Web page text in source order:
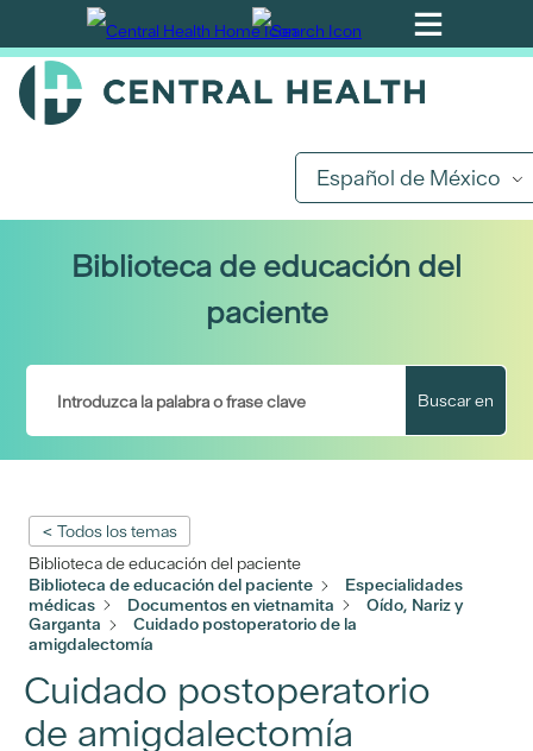
Ir
al
contenido
Español de México
Biblioteca de educación del
paciente
Buscar en
< Todos los temas
Biblioteca de educación del paciente
Biblioteca de educación del paciente
Especialidades
médicas
Documentos en vietnamita
Oído, Nariz y
Garganta
Cuidado postoperatorio de la
amigdalectomía
Cuidado postoperatorio
de amigdalectomía